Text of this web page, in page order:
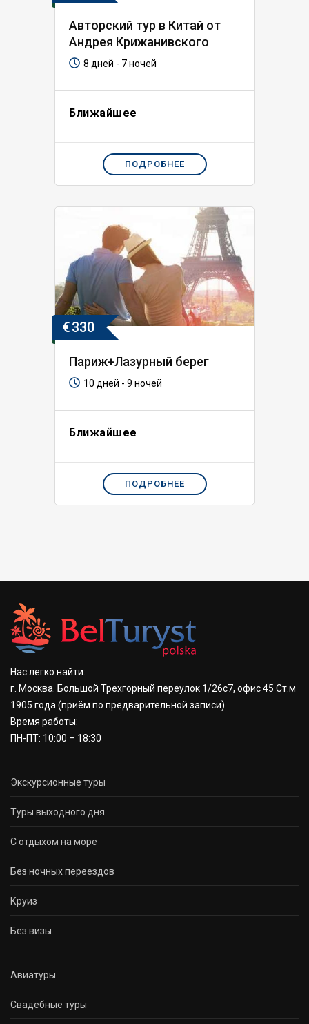
Авторский тур в Китай от
Андрея Крижанивского
8 дней - 7 ночей
Ближайшее
ПОДРОБНЕЕ
€330
Париж+Лазурный берег
10 дней - 9 ночей
Ближайшее
ПОДРОБНЕЕ
Нас легко найти:
г. Москва. Большой Трехгорный переулок 1/26с7, офис 45 Ст.м
1905 года (приём по предварительной записи)
Время работы:
ПН-ПТ: 10:00 – 18:30
Экскурсионные туры
Туры выходного дня
С отдыхом на море
Без ночных переездов
Круиз
Без визы
Авиатуры
Свадебные туры